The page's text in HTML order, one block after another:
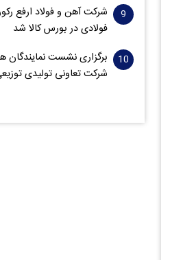
شرکت آهن و فولاد ارفع
فولادی در بورس کالا شد
برگزاری نشست نمایندگان
شرکت تعاونی تولیدی